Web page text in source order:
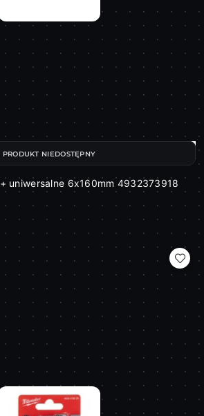
uniwersalne 6x160mm 4932373918
PRODUKT NIEDOSTĘPNY